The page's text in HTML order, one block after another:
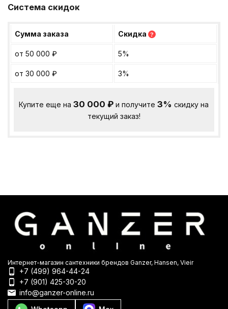
Система скидок
Сумма заказа Скидка ?
от 50 000 ₽ 5%
от 30 000 ₽ 3%
Купите еще на30 000₽ и получите3% скидку на
текущий заказ!
Интернет-магазин сантехники брендов Ganzer, Hansen, Vieir
+7 (499) 964-44-24
+7 (901) 425-30-20
info@ganzer-online.ru